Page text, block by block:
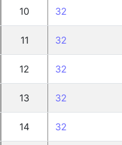
10 32
11 32
12 32
13 32
14 32